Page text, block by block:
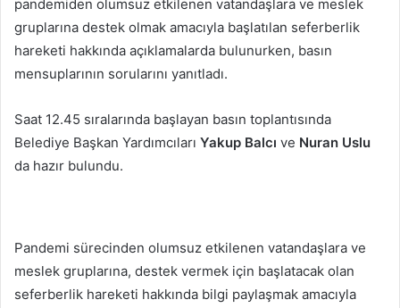
pandemiden olumsuz etkilenen vatandaşlara ve meslek
gruplarına destek olmak amacıyla başlatılan seferberlik
hareketi hakkında açıklamalarda bulunurken, basın
mensuplarının sorularını yanıtladı.
Saat 12.45 sıralarında başlayan basın toplantısında
Belediye Başkan Yardımcıları Yakup Balcı ve Nuran Uslu
da hazır bulundu.
Pandemi sürecinden olumsuz etkilenen vatandaşlara ve
meslek gruplarına, destek vermek için başlatacak olan
seferberlik hareketi hakkında bilgi paylaşmak amacıyla